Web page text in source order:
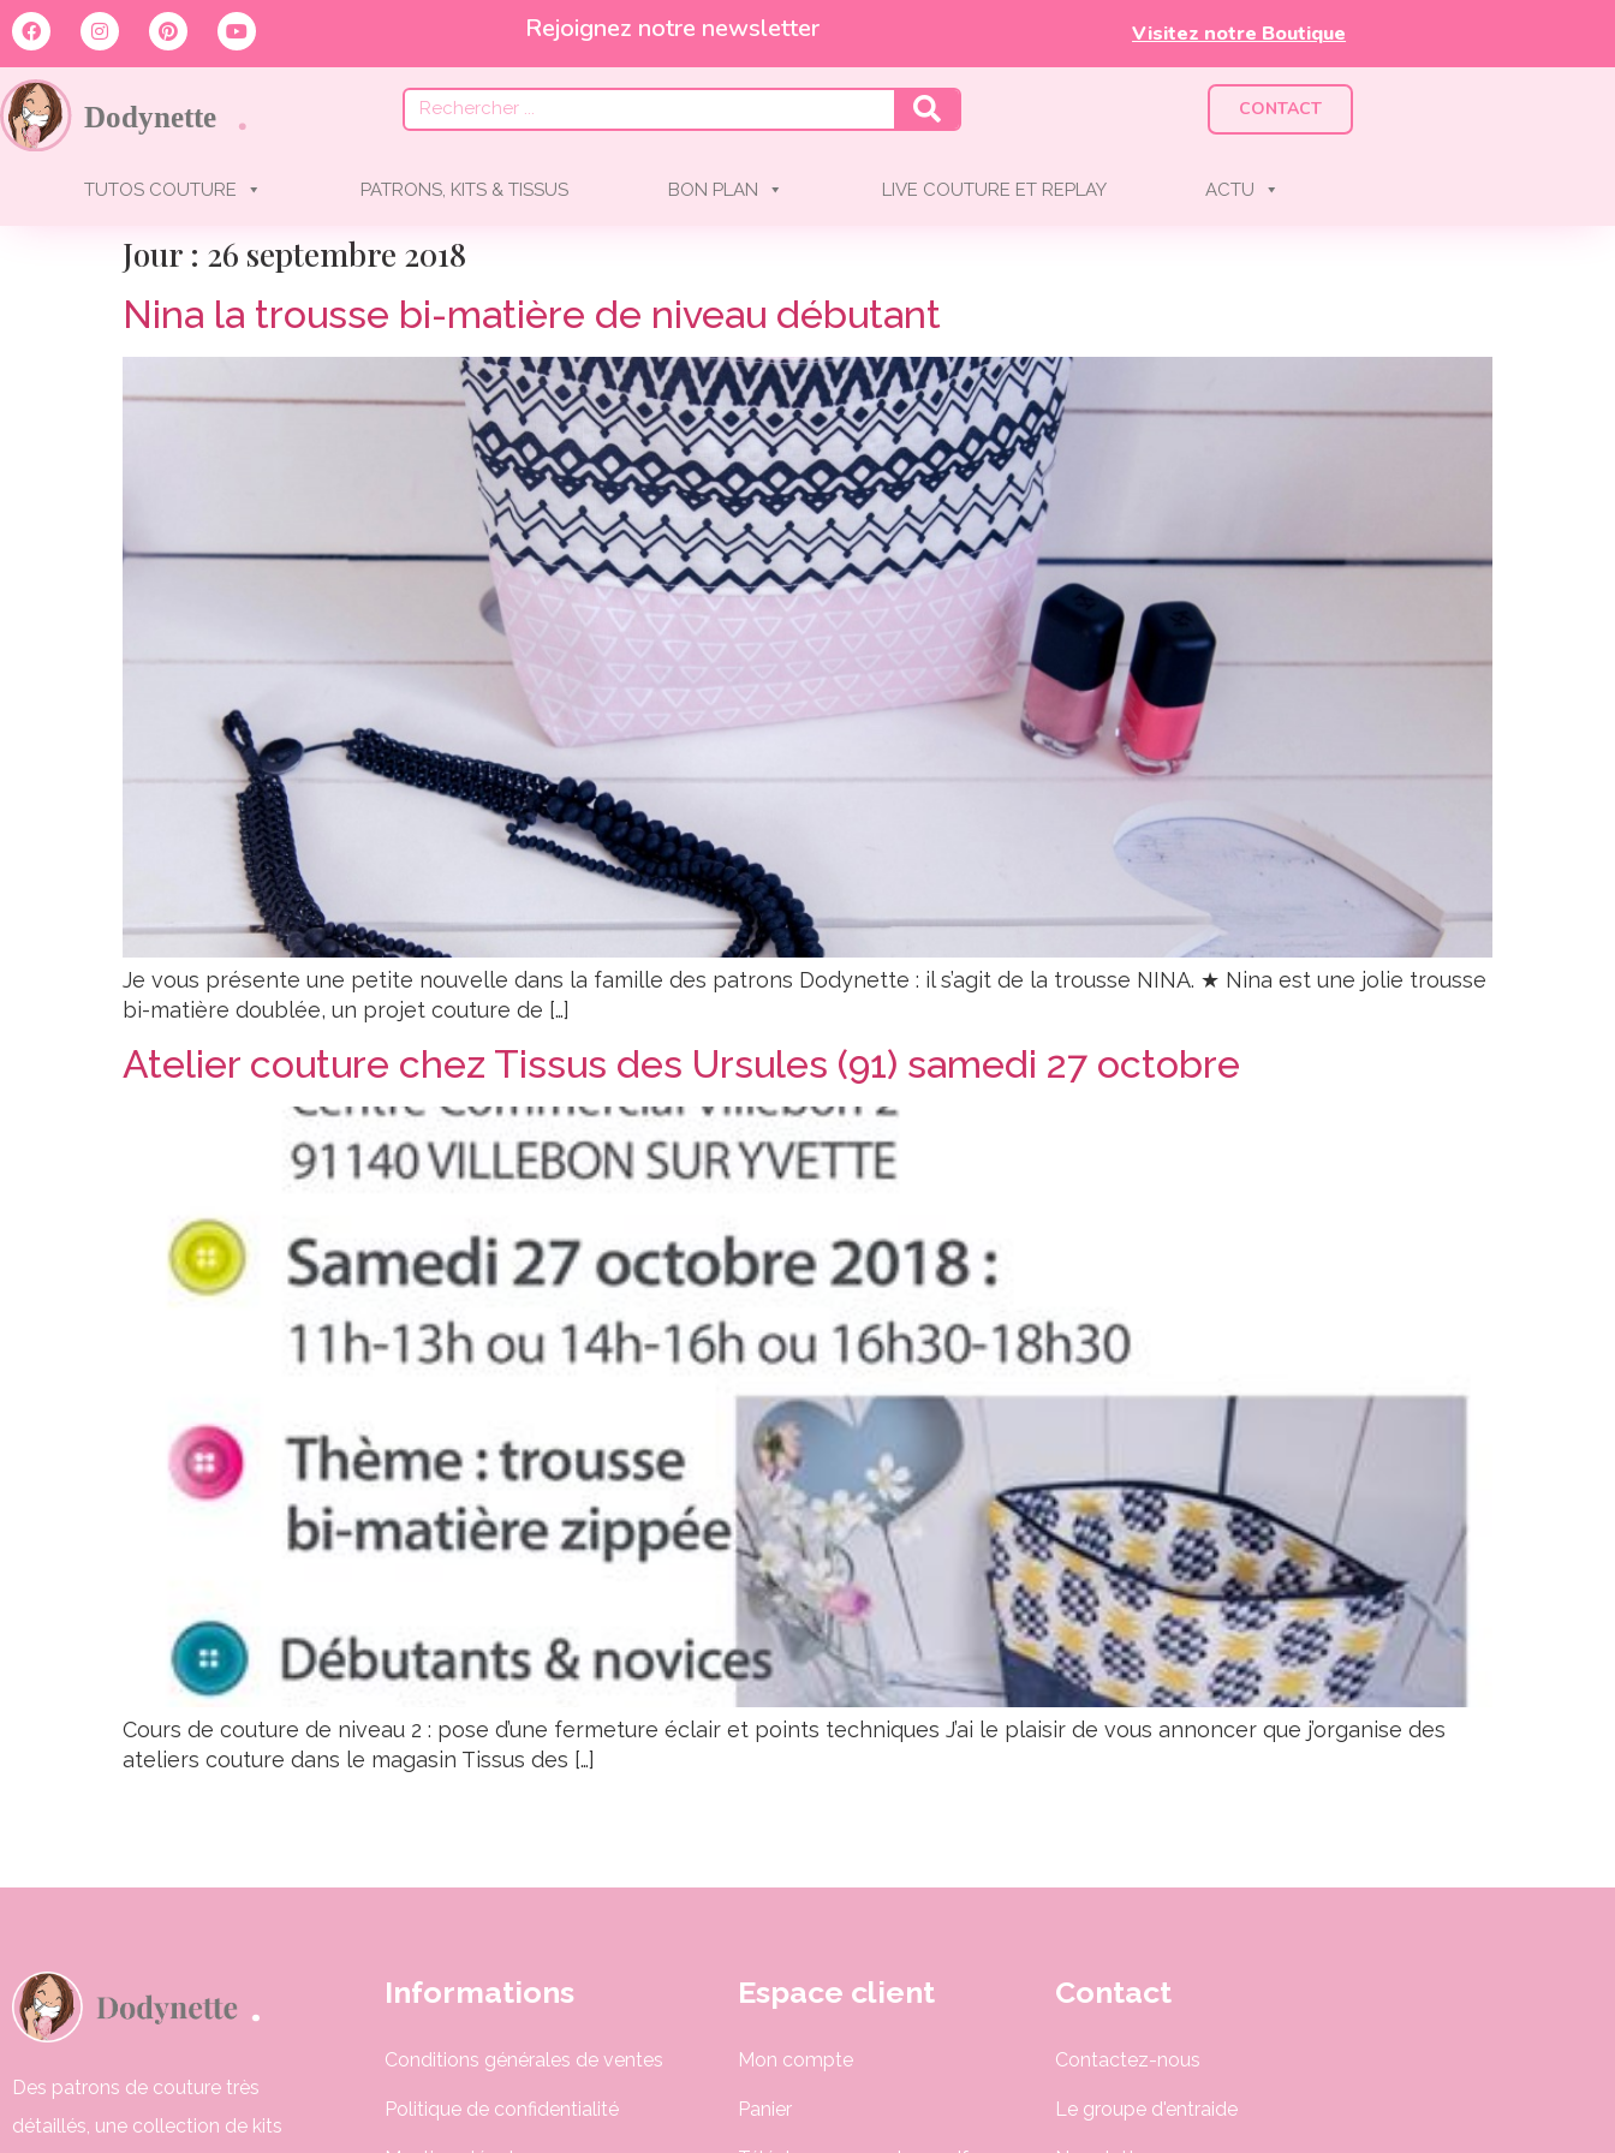
Rejoignez notre newsletter Visitez notre Boutique
CONTACT
TUTOS COUTURE PATRONS, KITS & TISSUS BON PLAN LIVE COUTURE ET REPLAY ACTU
Jour : 26 septembre 2018
Nina la trousse bi-matière de niveau débutant
Je vous présente une petite nouvelle dans la famille des patrons Dodynette : il s’agit de la trousse NINA. ★ Nina est une jolie trousse
bi-matière doublée, un projet couture de […]
Atelier couture chez Tissus des Ursules (91) samedi 27 octobre
Cours de couture de niveau 2 : pose d’une fermeture éclair et points techniques J’ai le plaisir de vous annoncer que j’organise des
ateliers couture dans le magasin Tissus des […]
Des patrons de couture très
détaillés, une collection de kits
Informations
Conditions générales de ventes
Politique de confidentialité
Espace client
Mon compte
Panier
Contact
Contactez-nous
Le groupe d'entraide